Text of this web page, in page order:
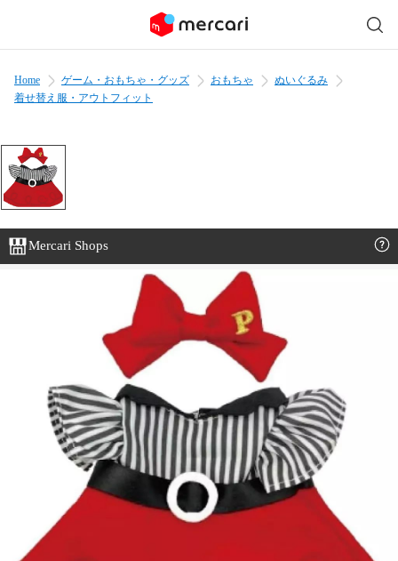
Home ゲーム・おもちゃ・グッズ おもちゃ
ぬいぐるみ
着せ替え服・アウトフィット
Mercari Shops